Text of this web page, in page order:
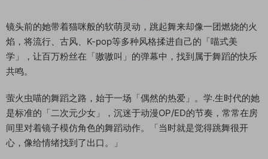
镜头前的她带着猫咪般的软萌灵动，跳起舞来却像一团燃烧的火
焰，将流行、古风、K-pop等多种风格揉进自己的「喵式美
学」，让百万粉丝在「嗷嗷叫」的弹幕中，找到属于舞蹈的快乐
共鸣。
萤火虫喵的舞蹈之路，始于一场「偶然的热爱」。学.生时代的她
是标准的「二次元少女」，沉迷于动漫OP/ED的节奏，常常在房
间里对着镜子模仿角色的舞蹈动作。「当时就是觉得跳舞很开
心，像给情绪找到了出口。」